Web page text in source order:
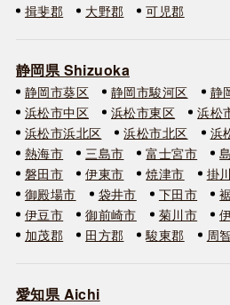
揖斐郡
大野郡 可児郡
静岡県 Shizuoka
静岡市葵区 静岡市駿河区
静
浜松市中区
浜松市東区 浜松
浜松市浜北区
浜松市北区 浜
熱海市
三島市 富士宮市
磐田市
伊東市 焼津市 掛
御殿場市
袋井市 下田市
伊豆市
御前崎市 菊川市
加茂郡
田方郡 駿東郡 周
愛知県 Aichi